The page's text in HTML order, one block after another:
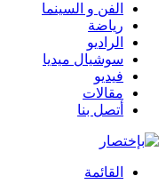
الفن و السينما
رياضة
الراديو
سوشيال ميديا
فيديو
مقالات
أتصل بنا
القائمة